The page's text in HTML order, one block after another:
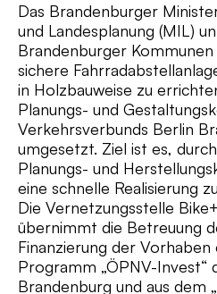
Das Brandenburger
und Landesplanung (MIL)
Brandenburger
sichere
in Holzbauweise zu
Planungs- und
Verkehrsverbunds Berlin
umgesetzt. Ziel ist es,
Planungs- und
eine schnelle Realisierung
Die Vernetzungsstelle
übernimmt die Betreuung
Finanzierung der
Programm „ÖPNV-Invest“
Brandenburg und aus dem